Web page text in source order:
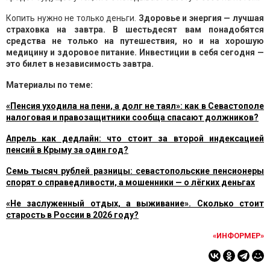
Копить нужно не только деньги. Здоровье и энергия — лучшая
страховка на завтра. В шестьдесят вам понадобятся
средства не только на путешествия, но и на хорошую
медицину и здоровое питание. Инвестиции в себя сегодня —
это билет в независимость завтра.
Материалы по теме:
«Пенсия уходила на пени, а долг не таял»: как в Севастополе
налоговая и правозащитники сообща спасают должников?
Апрель как дедлайн: что стоит за второй индексацией
пенсий в Крыму за один год?
Семь тысяч рублей разницы: севастопольские пенсионеры
спорят о справедливости, а мошенники — о лёгких деньгах
«Не заслуженный отдых, а выживание». Сколько стоит
старость в России в 2026 году?
«ИНФОРМЕР»